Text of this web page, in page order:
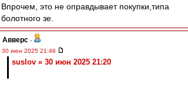
Впрочем, это не оправдывает покупки,типа
болотного зе.
Авверс -
30 июн 2025 21:46
suslov » 30 июн 2025 21:20